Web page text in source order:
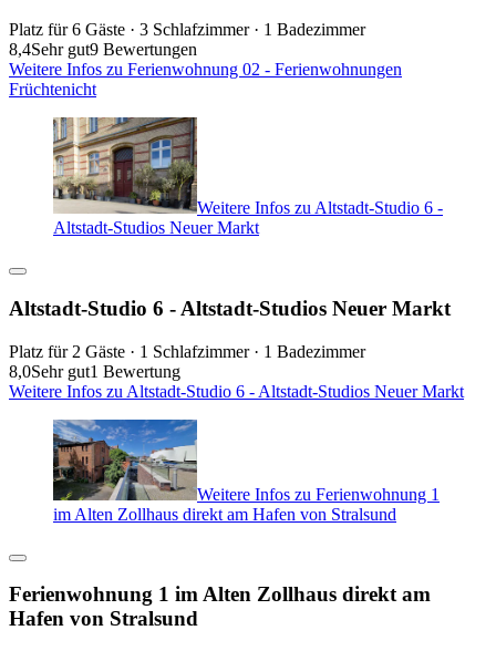
Platz für 6 Gäste · 3 Schlafzimmer · 1 Badezimmer
8,4Sehr gut9 Bewertungen
Weitere Infos zu Ferienwohnung 02 - Ferienwohnungen
Früchtenicht
Weitere Infos zu Altstadt-Studio 6 -
Altstadt-Studios Neuer Markt
Altstadt-Studio 6 - Altstadt-Studios Neuer Markt
Platz für 2 Gäste · 1 Schlafzimmer · 1 Badezimmer
8,0Sehr gut1 Bewertung
Weitere Infos zu Altstadt-Studio 6 - Altstadt-Studios Neuer Markt
Weitere Infos zu Ferienwohnung 1
im Alten Zollhaus direkt am Hafen von Stralsund
Ferienwohnung 1 im Alten Zollhaus direkt am
Hafen von Stralsund